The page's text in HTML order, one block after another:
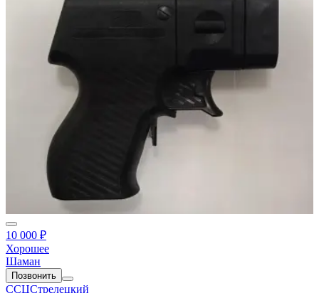
10 000 ₽
Хорошее
Шаман
Позвонить
ССЦСтрелецкий